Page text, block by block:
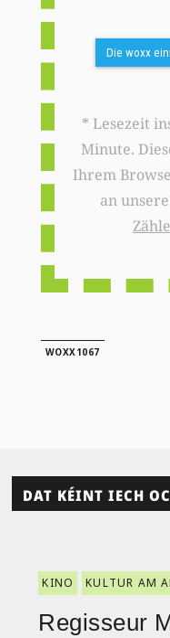
Die woxx
* Lesezeit
Minute.
Ihrem
an
WOXX1067
DAT KÉINT IECH
KINO KULTUR AM
Regisseur